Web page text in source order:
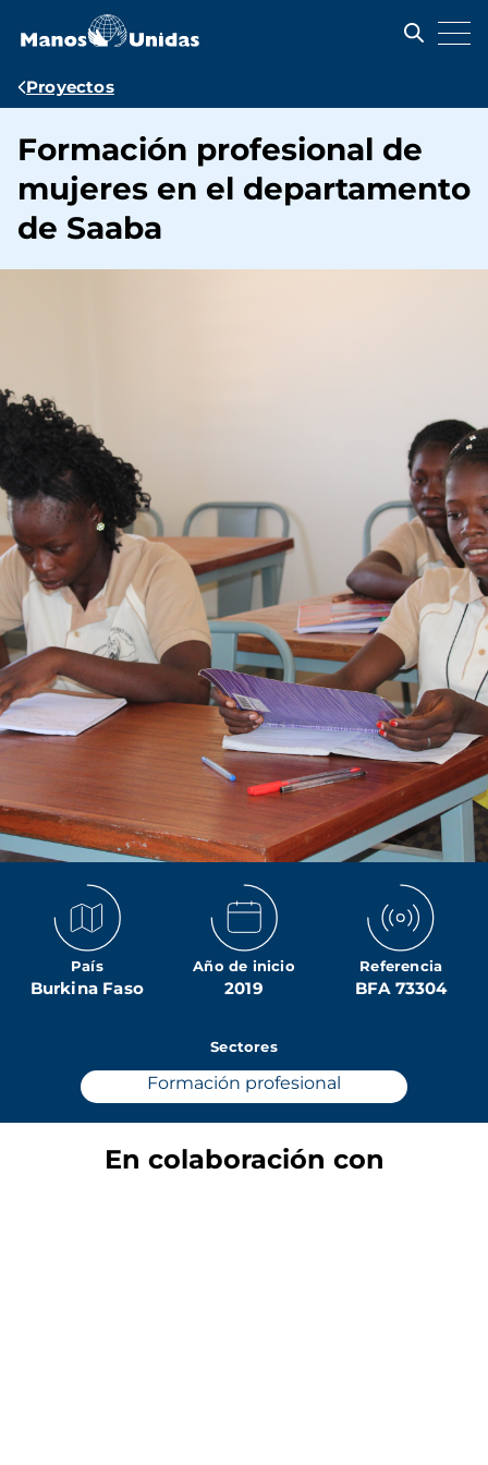
contenido
Ruta
navegación
Proyectos
Formación profesional de
mujeres en el departamento
de Saaba
País
Burkina Faso
Año de inicio
2019
Referencia
BFA 73304
Sectores
Formación profesional
En colaboración con